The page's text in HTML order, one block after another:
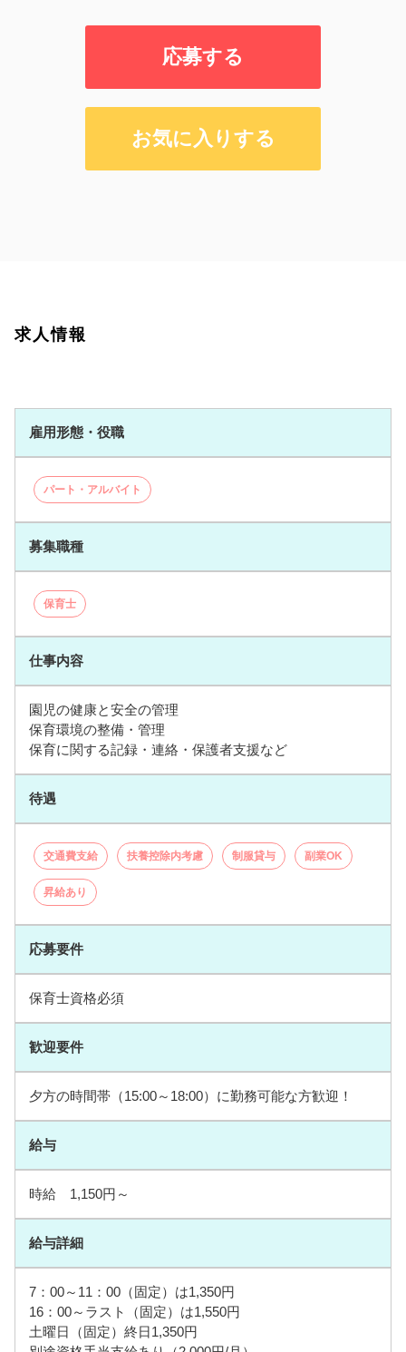
応募する
お気に入りする
求人情報
雇用形態・役職
パート・アルバイト
募集職種
保育士
仕事内容
園児の健康と安全の管理
保育環境の整備・管理
保育に関する記録・連絡・保護者支援など
待遇
交通費支給 扶養控除内考慮 制服貸与 副業OK
昇給あり
応募要件
保育士資格必須
歓迎要件
夕方の時間帯（15:00～18:00）に勤務可能な方歓迎！
給与
時給 1,150円～
給与詳細
7：00～11：00（固定）は1,350円
16：00～ラスト（固定）は1,550円
土曜日（固定）終日1,350円